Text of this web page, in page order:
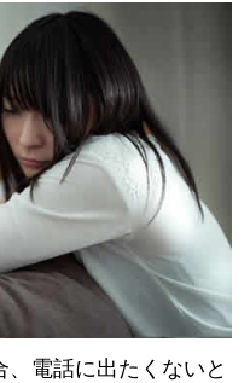
電話に出たくないと